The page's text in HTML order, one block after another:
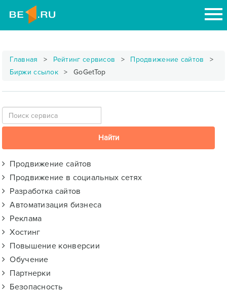
Главная Рейтинг сервисов
Продвижение сайтов
Биржи ссылок
GoGetTop
Продвижение сайтов
Продвижение в социальных сетях
Разработка сайтов
Автоматизация бизнеса
Реклама
Хостинг
Повышение конверсии
Обучение
Партнерки
Безопасность